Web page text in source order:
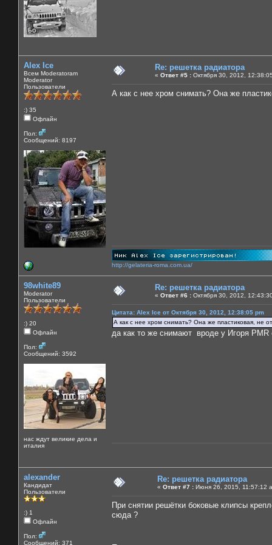
Alex Ice
Всем Moderatoram
Moderator
Пользователи
:) 35
Офлайн
Пол:
Сообщений: 8197
Re: решетка радиатора
« Ответ #5 : Октября 30, 2012,
А как с нее хром снимать? Она же
http://gelateria-roma.com.ua/
98white89
Moderator
Пользователи
:) 20
Офлайн
Пол:
Сообщений: 3592
нас ждут великие дела и
италия
Re: решетка радиатора
« Ответ #6 : Октября 30, 2012,
Цитата: Alex Ice от Октября 30, 2012, 12:38:05 pm
А как с нее хром снимать? Она же пластиковая, не
да как то же снимают вроде у Игоря PMR
alexander
Кандидат
Пользователи
:) 1
Офлайн
Пол:
Сообщений: 371
Re: решетка радиатора
« Ответ #7 : Июня 26, 2015, 11:57:12
При снятии решётки боковые клипсы
сюда ?